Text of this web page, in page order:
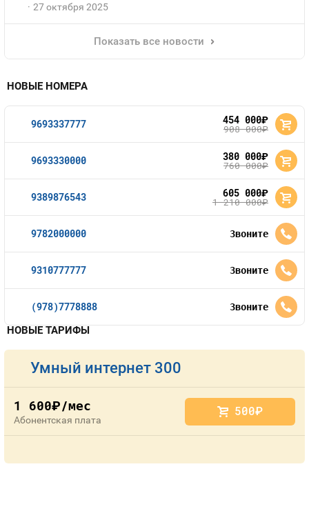
27 октября 2025
Показать все новости
НОВЫЕ НОМЕРА
9693337777 454 000руб.
908 000руб.
9693330000 380 000руб.
760 000руб.
9389876543 605 000руб.
1 210 000руб.
9782000000 Звоните
9310777777 Звоните
(978)7778888 Звоните
НОВЫЕ ТАРИФЫ
Умный интернет 300
1 600руб./мес
Абонентская плата
500руб.